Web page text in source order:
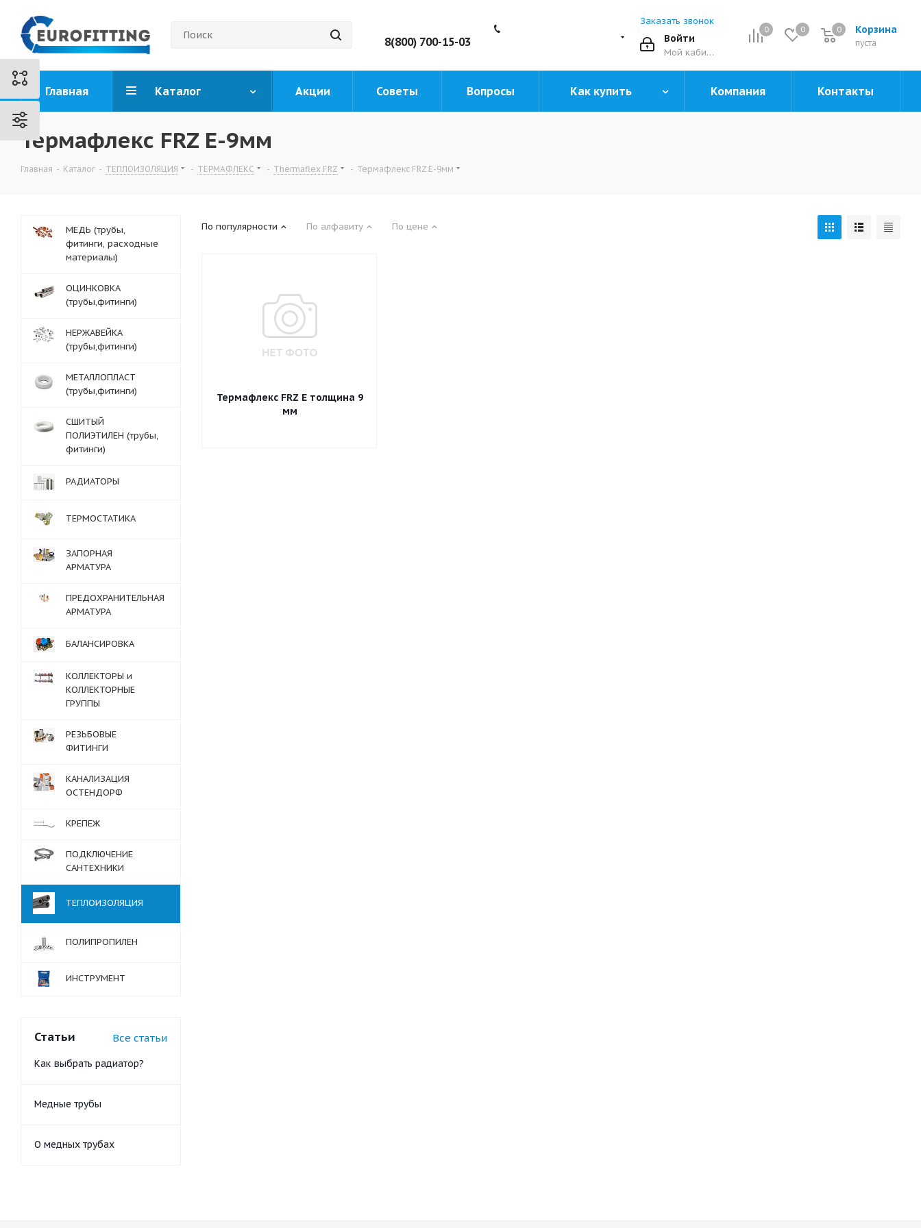
0 0 Корзина
0
пуста
0
Заказать звонок
Войти
Мой кабинет
8(800) 700-15-03
Главная Каталог Акции Советы Вопросы Как купить Компания Контакты
Термафлекс FRZ E-9мм
Главная - Каталог - ТЕПЛОИЗОЛЯЦИЯ - ТЕРМАФЛЕКС - Thermaflex FRZ - Термафлекс FRZ E-9мм
По популярности По алфавиту По цене
Термафлекс FRZ Е толщина 9
мм
МЕДЬ (трубы,
фитинги, расходные
материалы)
ОЦИНКОВКА
(трубы,фитинги)
НЕРЖАВЕЙКА
(трубы,фитинги)
МЕТАЛЛОПЛАСТ
(трубы,фитинги)
СШИТЫЙ
ПОЛИЭТИЛЕН (трубы,
фитинги)
РАДИАТОРЫ
ТЕРМОСТАТИКА
ЗАПОРНАЯ
АРМАТУРА
ПРЕДОХРАНИТЕЛЬНАЯ
АРМАТУРА
БАЛАНСИРОВКА
КОЛЛЕКТОРЫ и
КОЛЛЕКТОРНЫЕ
ГРУППЫ
РЕЗЬБОВЫЕ
ФИТИНГИ
КАНАЛИЗАЦИЯ
ОСТЕНДОРФ
КРЕПЕЖ
ПОДКЛЮЧЕНИЕ
САНТЕХНИКИ
ТЕПЛОИЗОЛЯЦИЯ
ПОЛИПРОПИЛЕН
ИНСТРУМЕНТ
Статьи Все статьи
Как выбрать радиатор?
Медные трубы
О медных трубах